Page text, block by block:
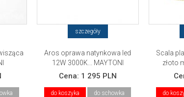
szczegóły
Aros oprawa natynkowa led
12W 3000K... MAYTONI
Cena: 1 295 PLN
do koszyka do schowka
Scala
złoto
do